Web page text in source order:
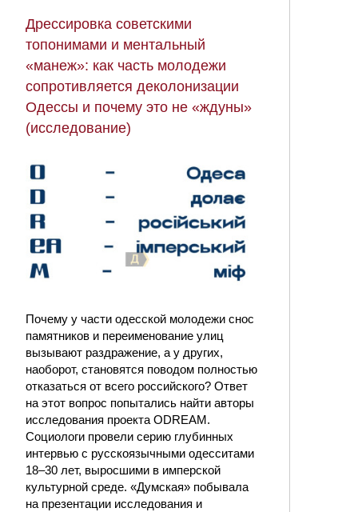
Дрессировка советскими
топонимами и ментальный
«манеж»: как часть молодежи
сопротивляется деколонизации
Одессы и почему это не «ждуны»
(исследование)
Почему у части одесской молодежи снос
памятников и переименование улиц
вызывают раздражение, а у других,
наоборот, становятся поводом полностью
отказаться от всего российского? Ответ
на этот вопрос попытались найти авторы
исследования проекта ODREAM.
Социологи провели серию глубинных
интервью с русскоязычными одесситами
18–30 лет, выросшими в имперской
культурной среде. «Думская» побывала
на презентации исследования и